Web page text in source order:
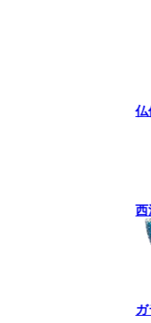
仏
西